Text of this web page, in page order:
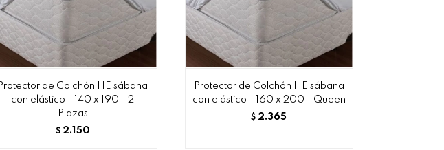
Protector de Colchón HE sábana
con elástico - 140 x 190 - 2
Plazas
$ 2.150
Protector de Colchón HE sábana
con elástico - 160 x 200 - Queen
$ 2.365